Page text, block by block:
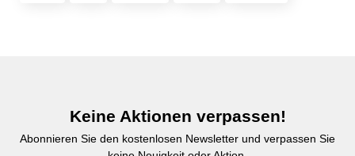
Keine Aktionen verpassen!
Abonnieren Sie den kostenlosen Newsletter und verpassen Sie